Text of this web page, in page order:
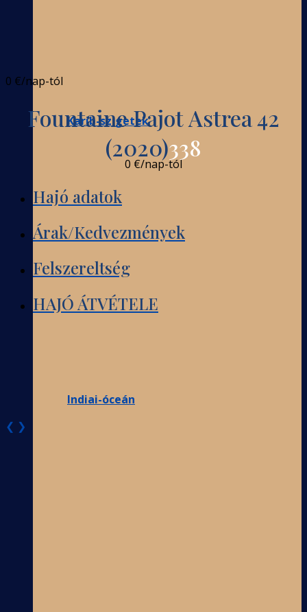
Karib-szigetek
Indiai-óceán
0 €/nap-tól
Fountaine Pajot Astrea 42
(2020)338
0 €/nap-tól
Hajó adatok
Árak/Kedvezmények
Felszereltség
HAJÓ ÁTVÉTELE
❮ ❯